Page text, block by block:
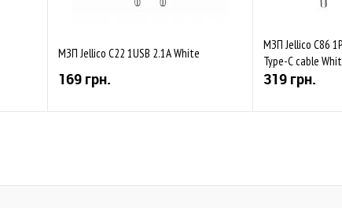
МЗП Jellico C22 1USB 2.1A White
169 грн.
МЗП Jellico C86
Type-C cable
319 грн.